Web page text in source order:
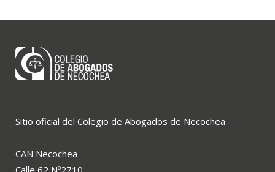
Sitio oficial del Colegio de Abogados de Necochea
CAN Necochea
Calle 62 Nº2710